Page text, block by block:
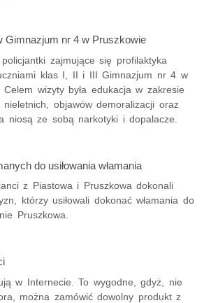
Gimnazjum nr 4 w Pruszkowie
zajmujące się profilaktyka
klas I, II i III Gimnazjum nr 4 w
wizyty była edukacja w zakresie
nieletnich, objawów demoralizacji oraz
niosą ze sobą narkotyki i dopalacze.
do usiłowania włamania
z Piastowa i Pruszkowa dokonali
którzy usiłowali dokonać włamania do
Pruszkowa.
w Internecie. To wygodne, gdyż, nie
można zamówić dowolny produkt z